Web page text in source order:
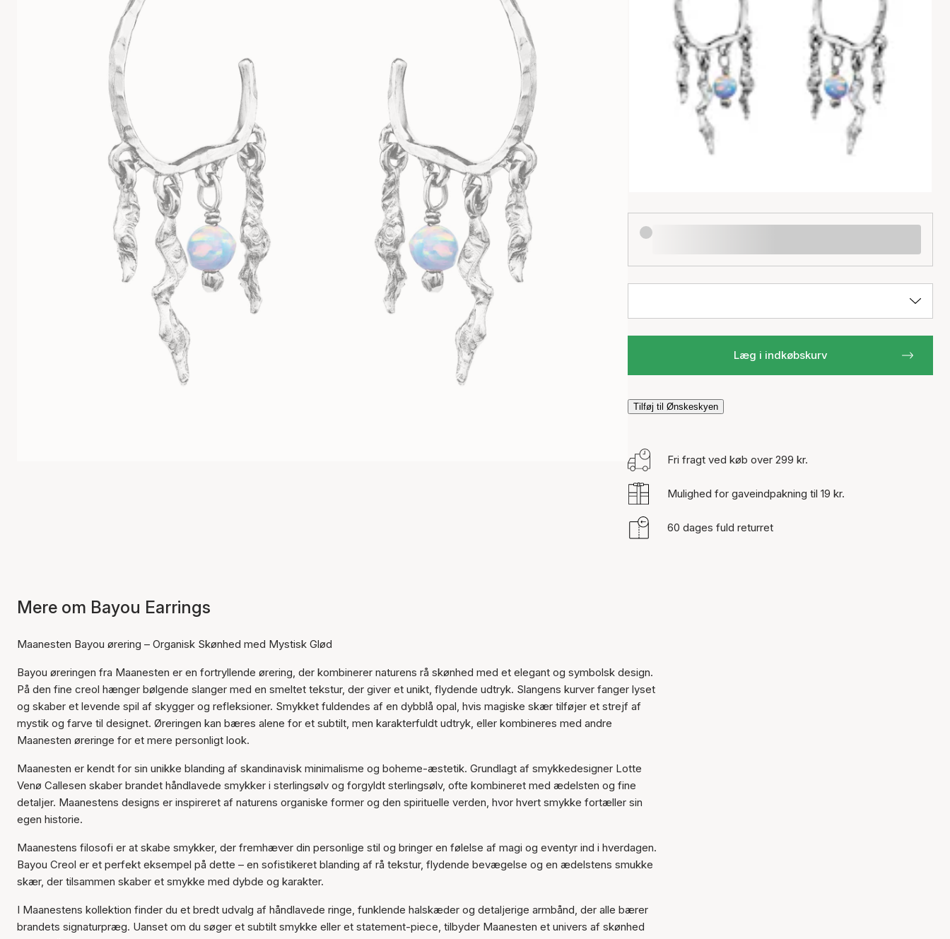
Læg i indkøbskurv
Tilføj til Ønskeskyen
Fri fragt ved køb over 299 kr.
Mulighed for gaveindpakning til 19 kr.
60 dages fuld returret
Mere om Bayou Earrings
Maanesten Bayou ørering – Organisk Skønhed med Mystisk Glød
Bayou øreringen fra Maanesten er en fortryllende ørering, der kombinerer naturens rå skønhed med et elegant og symbolsk design.
På den fine creol hænger bølgende slanger med en smeltet tekstur, der giver et unikt, flydende udtryk. Slangens kurver fanger lyset
og skaber et levende spil af skygger og refleksioner. Smykket fuldendes af en dybblå opal, hvis magiske skær tilføjer et strejf af
mystik og farve til designet. Øreringen kan bæres alene for et subtilt, men karakterfuldt udtryk, eller kombineres med andre
Maanesten øreringe for et mere personligt look.
Maanesten er kendt for sin unikke blanding af skandinavisk minimalisme og boheme-æstetik. Grundlagt af smykkedesigner Lotte
Venø Callesen skaber brandet håndlavede smykker i sterlingsølv og forgyldt sterlingsølv, ofte kombineret med ædelsten og fine
detaljer. Maanestens designs er inspireret af naturens organiske former og den spirituelle verden, hvor hvert smykke fortæller sin
egen historie.
Maanestens filosofi er at skabe smykker, der fremhæver din personlige stil og bringer en følelse af magi og eventyr ind i hverdagen.
Bayou Creol er et perfekt eksempel på dette – en sofistikeret blanding af rå tekstur, flydende bevægelse og en ædelstens smukke
skær, der tilsammen skaber et smykke med dybde og karakter.
I Maanestens kollektion finder du et bredt udvalg af håndlavede ringe, funklende halskæder og detaljerige armbånd, der alle bærer
brandets signaturpræg. Uanset om du søger et subtilt smykke eller et statement-piece, tilbyder Maanesten et univers af skønhed